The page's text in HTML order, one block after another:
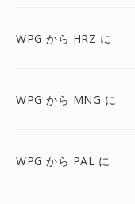
WPG から HRZ に
WPG から MNG に
WPG から PAL に